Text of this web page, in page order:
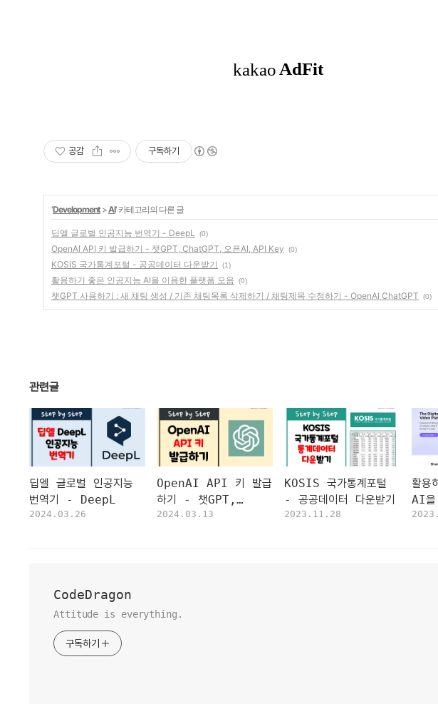
공감 구독하기
'Development>AI' 카테고리의 다른 글
딥엘 글로벌 인공지능 번역기 - DeepL (0)
OpenAI API 키 발급하기 - 챗GPT, ChatGPT, 오픈AI, API Key (0)
KOSIS 국가통계포털 - 공공데이터 다운받기 (1)
활용하기 좋은 인공지능 AI을 이용한 플랫폼 모음 (0)
챗GPT 사용하기 : 새 채팅 생성 / 기존 채팅목록 삭제하기 / 채팅제목 수정하기 - OpenAI ChatGPT (0)
관련글
딥엘 글로벌 인공지능
번역기 - DeepL
2024.03.26
OpenAI API 키 발급
하기 - 챗GPT,
ChatGPT, 오픈AI,
2024.03.13
KOSIS 국가통계포털
- 공공데이터 다운받기
2023.11.28
활용
AI을
음
CodeDragon
Attitude is everything.
구독하기